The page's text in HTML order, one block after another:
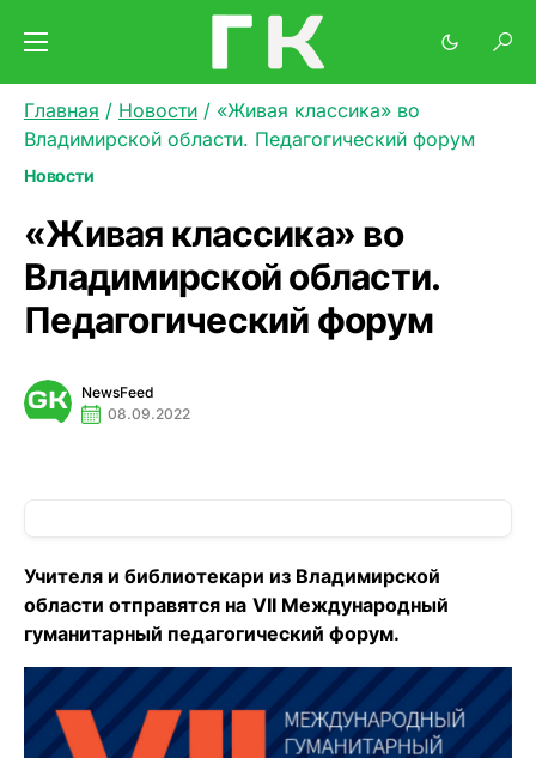
Главная / Новости / «Живая классика» во
Владимирской области. Педагогический форум
Новости
«Живая классика» во
Владимирской области.
Педагогический форум
NewsFeed
08.09.2022
Учителя и библиотекари из Владимирской
области отправятся на VII Международный
гуманитарный педагогический форум.